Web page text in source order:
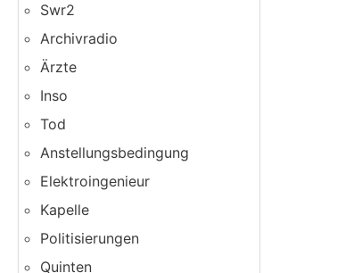
Swr2
Archivradio
Ärzte
Inso
Tod
Anstellungsbedingung
Elektroingenieur
Kapelle
Politisierungen
Quinten